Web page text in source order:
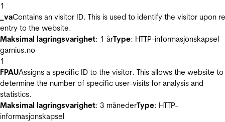
1
_vaContains an visitor ID. This is used to identify the visitor upon
entry to the website.
Maksimal lagringsvarighet: 1 årType: HTTP-informasjonskapsel
garnius.no
1
FPAUAssigns a specific ID to the visitor. This allows the website to
determine the number of specific user-visits for analysis and
statistics.
Maksimal lagringsvarighet: 3 månederType: HTTP-
informasjonskapsel